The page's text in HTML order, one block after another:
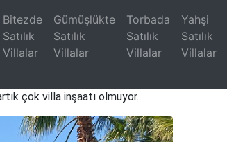
Bitezde
Satılık
Villalar
Gümüşlükte
Satılık
Villalar
Torbada
Satılık
Villalar
Yahşi
Satılık
Villalar
çok villa inşaatı olmuyor.